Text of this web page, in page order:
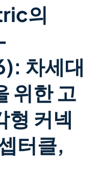
의
차세대
위한 고
형 커넥
터클,